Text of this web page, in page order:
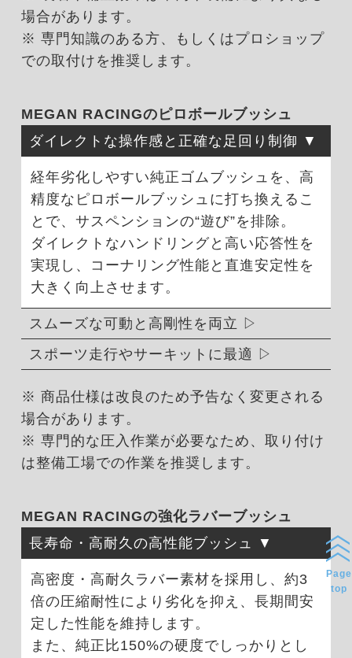
場合があります。
※ 専門知識のある方、もしくはプロショップ
での取付けを推奨します。
MEGAN RACINGのピロボールブッシュ
ダイレクトな操作感と正確な足回り制御
経年劣化しやすい純正ゴムブッシュを、高
精度なピロボールブッシュに打ち換えるこ
とで、サスペンションの“遊び”を排除。
ダイレクトなハンドリングと高い応答性を
実現し、コーナリング性能と直進安定性を
大きく向上させます。
スムーズな可動と高剛性を両立
スポーツ走行やサーキットに最適
※ 商品仕様は改良のため予告なく変更される
場合があります。
※ 専門的な圧入作業が必要なため、取り付け
は整備工場での作業を推奨します。
MEGAN RACINGの強化ラバーブッシュ
長寿命・高耐久の高性能ブッシュ
高密度・高耐久ラバー素材を採用し、約3
倍の圧縮耐性により劣化を抑え、長期間安
定した性能を維持します。
また、純正比150%の硬度でしっかりとし
Page
top